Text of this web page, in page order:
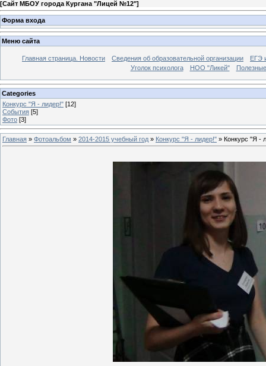
[Сайт МБОУ города Кургана "Лицей №12"]
Форма входа
Меню сайта
Главная страница. Новости Сведения об образовательной организации
ЕГЭ
Уголок психолога
НОО "Ликей"
Categories
Конкурс "Я - лидер!" [12]
События [5]
Фото [3]
Главная » Фотоальбом » 2014-2015 учебный год » Конкурс "Я - лидер!" » Конкурс "Я -